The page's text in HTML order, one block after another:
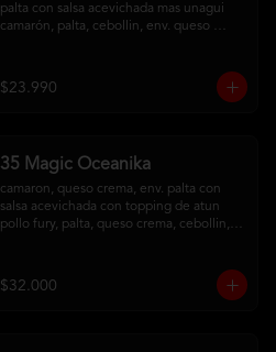
palta con salsa acevichada mas unagui
camarón, palta, cebollin, env. queso
con salsa maracuya
$23.990
35 Magic Oceanika
camaron, queso crema, env. palta con
salsa acevichada con topping de atun
pollo fury, palta, queso crema, cebollin,
tempura
tequeños de queso
$32.000